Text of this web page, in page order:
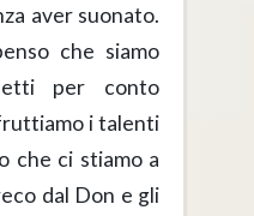
aver suonato.
che siamo
per conto
i talenti
che ci stiamo a
dal Don e gli